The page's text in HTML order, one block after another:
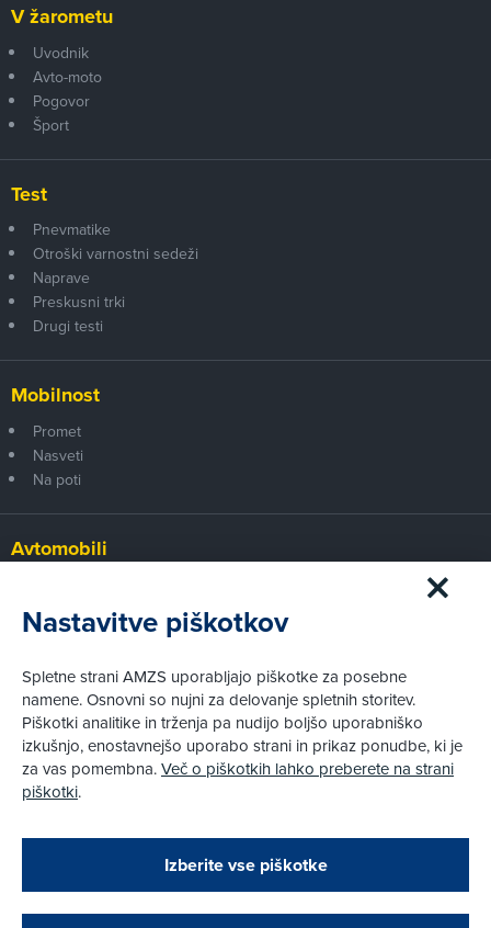
Zapri
Podarjamo vam 10 €!
Obstoječi in novi AMZS člani, ki boste v AMZS
opravili registracijo vozila, boste prejeli
V žarometu
Uvodnik
Avto-moto
Pogovor
Šport
Test
Pnevmatike
Otroški varnostni sedeži
Naprave
Preskusni trki
Drugi testi
Mobilnost
Promet
Nasveti
Na poti
Avtomobili
Prvi pogled
Za volanom
Tehnika
Pravni vidiki
Piškotki
Pravno obvestilo
Pri spletni včlanitvi so podprta naslednja plačilna sredstva:
Nastavitve piškotkov
Spletne strani AMZS uporabljajo piškotke za posebne
namene. Osnovni so nujni za delovanje spletnih storitev.
Piškotki analitike in trženja pa nudijo boljšo uporabniško
izkušnjo, enostavnejšo uporabo strani in prikaz ponudbe, ki je
za vas pomembna.Več o piškotkih lahko preberete na strani
piškotki.
Izberite vse piškotke